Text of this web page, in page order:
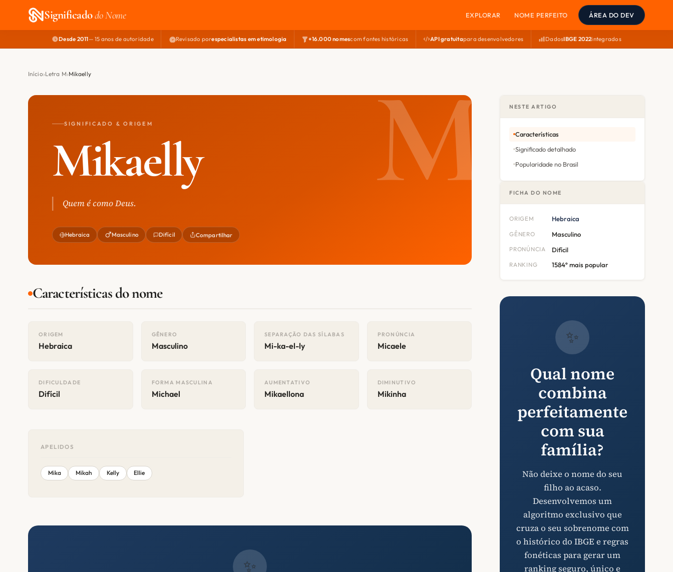
Significadodo Nome EXPLORAR NOME PERFEITO ÁREA DO DEV
Desde 2011— 15 anos de autoridade Revisado porespecialistas em etimologia +16.000 nomescom fontes históricas API gratuitapara desenvolvedores DadosIBGE 2022integrados
Início Letra M Mikaelly
SIGNIFICADO & ORIGEM
Mikaelly
Quem é como Deus.
Hebraica Masculino Difícil Compartilhar
Características do nome
ORIGEM
Hebraica
GÊNERO
Masculino
SEPARAÇÃO DAS SÍLABAS
Mi-ka-el-ly
PRONÚNCIA
Micaele
DIFICULDADE
Difícil
FORMA MASCULINA
Michael
AUMENTATIVO
Mikaellona
DIMINUTIVO
Mikinha
APELIDOS
Mika Mikah Kelly Ellie
✨
NESTE ARTIGO
Características
Significado detalhado
Popularidade no Brasil
FICHA DO NOME
ORIGEM Hebraica
GÊNERO Masculino
PRONÚNCIA Difícil
RANKING 1584º mais popular
✨
Qual nome
combina
perfeitamente
com sua
família?
Não deixe o nome do seu
filho ao acaso.
Desenvolvemos um
algoritmo exclusivo que
cruza o seu sobrenome com
o histórico do IBGE e regras
fonéticas para gerar um
ranking seguro, único e